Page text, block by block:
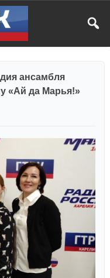
ансамбля
«Ай да Марья!»